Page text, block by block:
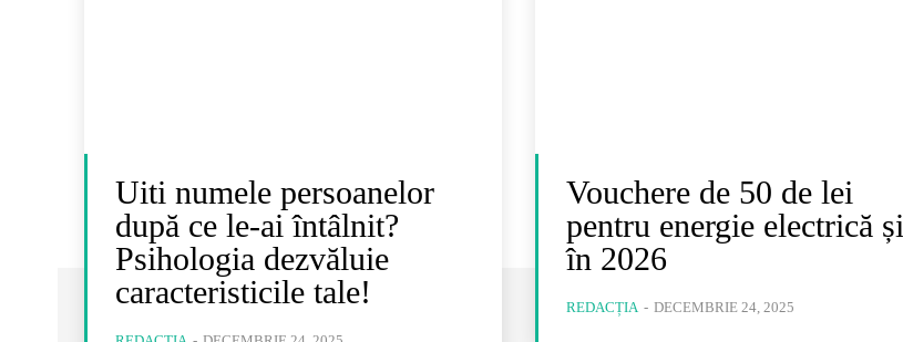
Uiti numele persoanelor
după ce le-ai întâlnit?
Psihologia dezvăluie
caracteristicile tale!
Vouchere de 50 de lei
pentru energie electrică și
în 2026
REDACȚIA - DECEMBRIE 24, 2025